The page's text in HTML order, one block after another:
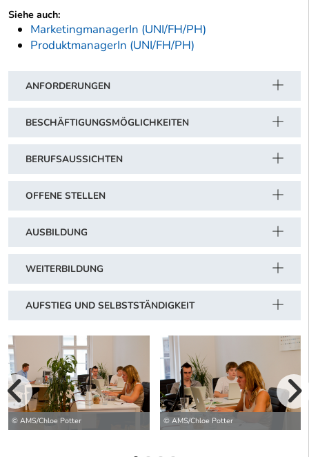
Siehe auch:
MarketingmanagerIn (UNI/FH/PH)
ProduktmanagerIn (UNI/FH/PH)
ANFORDERUNGEN
BESCHÄFTIGUNGSMÖGLICHKEITEN
BERUFSAUSSICHTEN
OFFENE STELLEN
AUSBILDUNG
WEITERBILDUNG
AUFSTIEG UND SELBSTSTÄNDIGKEIT
© AMS/Chloe Potter © AMS/Chloe Potter